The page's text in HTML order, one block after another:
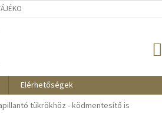
Elérhetőségek
tükrökhöz - ködmentesítő is